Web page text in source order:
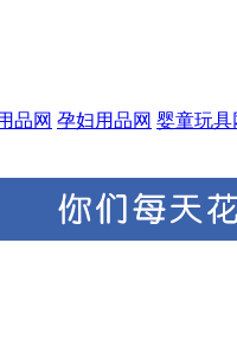
品网 孕妇用品网 婴童玩具